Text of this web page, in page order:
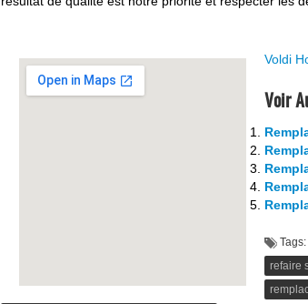
Voldi
Voir
Tags:
refaire